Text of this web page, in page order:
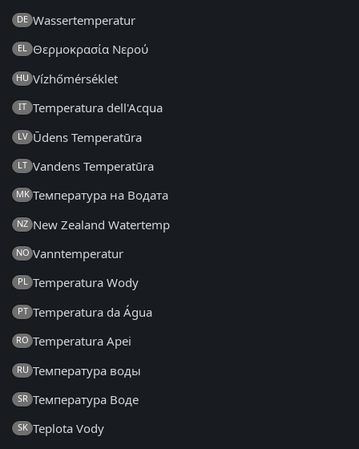
DE Wassertemperatur
EL Θερμοκρασία Νερού
HU Vízhőmérséklet
IT Temperatura dell'Acqua
LV Ūdens Temperatūra
LT Vandens Temperatūra
MK Температура на Водата
NZ New Zealand Watertemp
NO Vanntemperatur
PL Temperatura Wody
PT Temperatura da Água
RO Temperatura Apei
RU Температура воды
SR Температура Воде
SK Teplota Vody